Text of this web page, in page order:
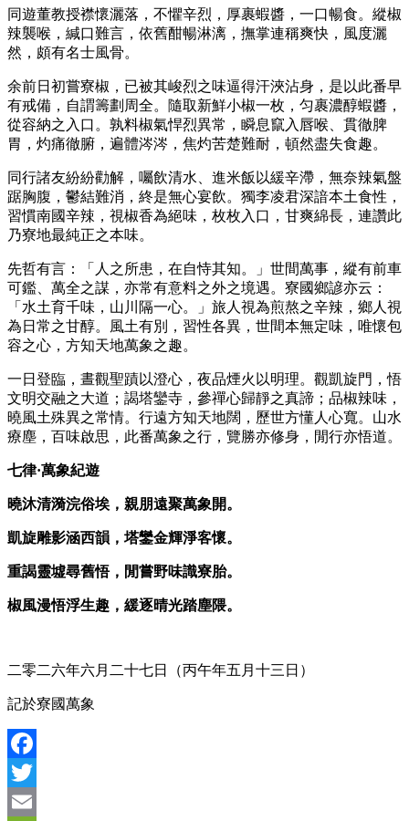
同遊董教授襟懷灑落，不懼辛烈，厚裹蝦醬，一口暢食。縱椒
辣襲喉，緘口難言，依舊酣暢淋漓，撫掌連稱爽快，風度灑
然，頗有名士風骨。
余前日初嘗寮椒，已被其峻烈之味逼得汗浹沾身，是以此番早
有戒備，自謂籌劃周全。隨取新鮮小椒一枚，匀裹濃醇蝦醬，
從容納之入口。孰料椒氣悍烈異常，瞬息竄入唇喉、貫徹脾
胃，灼痛徹腑，遍體涔涔，焦灼苦楚難耐，頓然盡失食趣。
同行諸友紛紛勸解，囑飲清水、進米飯以緩辛滯，無奈辣氣盤
踞胸腹，鬱結難消，終是無心宴飲。獨李凌君深諳本土食性，
習慣南國辛辣，視椒香為絕味，枚枚入口，甘爽綿長，連讚此
乃寮地最純正之本味。
先哲有言：「人之所患，在自恃其知。」世間萬事，縱有前車
可鑑、萬全之謀，亦常有意料之外之境遇。寮國鄉諺亦云：
「水土育千味，山川隔一心。」旅人視為煎熬之辛辣，鄉人視
為日常之甘醇。風土有別，習性各異，世間本無定味，唯懷包
容之心，方知天地萬象之趣。
一日登臨，晝觀聖蹟以澄心，夜品煙火以明理。觀凱旋門，悟
文明交融之大道；謁塔鑾寺，參禪心歸靜之真諦；品椒辣味，
曉風土殊異之常情。行遠方知天地闊，歷世方懂人心寬。山水
療塵，百味啟思，此番萬象之行，覽勝亦修身，閒行亦悟道。
七律·萬象紀遊
曉沐清漪浣俗埃，親朋遠聚萬象開。
凱旋雕影涵西韻，塔鑾金輝淨客懷。
重謁靈墟尋舊悟，閒嘗野味識寮胎。
椒風漫悟浮生趣，緩逐晴光踏塵隈。
二零二六年六月二十七日（丙午年五月十三日）
記於寮國萬象
Facebook
Twitter